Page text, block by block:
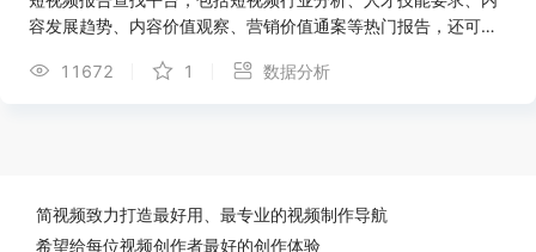
容发展趋势、内容价值观察、营销价值通案等热门报告，还可以
报告，找数据，上镝数聚！
11672 1 数据分析
简视频致力打造最好用、最专业的视频制作导航
希望给每位视频创作者最好的创作体验